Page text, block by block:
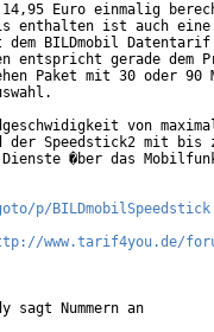
Euro einmalig
enthalten ist auch eine
BILDmobil Datentarif
entspricht gerade dem
Paket mit 30 oder 90
von
der Speedstick2 mit bis
�ber das
p/BILDmobilSpeedstick
www.tarif4you.de/
sagt Nummern an